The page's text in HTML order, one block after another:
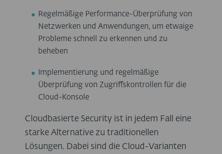
Regelmäßige Performance-Überprüfung von
Netzwerken und Anwendungen, um etwaige
Probleme schnell zu erkennen und zu
beheben
Implementierung und regelmäßige
Überprüfung von Zugriffskontrollen für die
Cloud-Konsole
Cloudbasierte Security ist in jedem Fall eine
starke Alternative zu traditionellen
Lösungen. Dabei sind die Cloud-Varianten